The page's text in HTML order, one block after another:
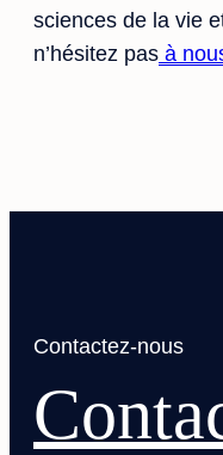
sciences de la vie
n’hésitez pas à
Contactez-nous